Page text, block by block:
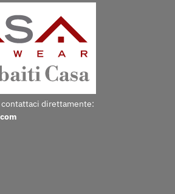
direttamente: